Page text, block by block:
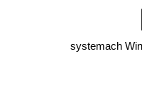
systemach